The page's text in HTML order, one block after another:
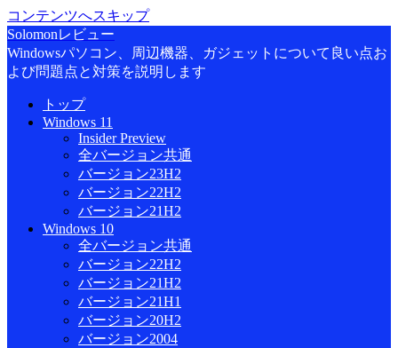
コンテンツへスキップ
Solomonレビュー
Windowsパソコン、周辺機器、ガジェットについて良い点お
よび問題点と対策を説明します
トップ
Windows 11
Insider Preview
全バージョン共通
バージョン23H2
バージョン22H2
バージョン21H2
Windows 10
全バージョン共通
バージョン22H2
バージョン21H2
バージョン21H1
バージョン20H2
バージョン2004